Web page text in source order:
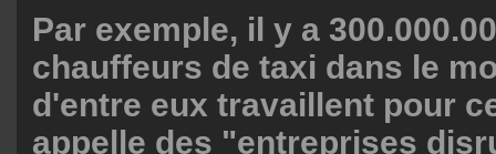
Par exemple, il y a
chauffeurs de taxi dans le
d'entre eux travaillent pour
appelle des "entreprises